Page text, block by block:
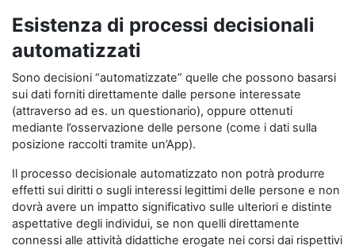
Esistenza di processi decisionali
automatizzati
Sono decisioni “automatizzate” quelle che possono basarsi
sui dati forniti direttamente dalle persone interessate
(attraverso ad es. un questionario), oppure ottenuti
mediante l’osservazione delle persone (come i dati sulla
posizione raccolti tramite un’App).
Il processo decisionale automatizzato non potrà produrre
effetti sui diritti o sugli interessi legittimi delle persone e non
dovrà avere un impatto significativo sulle ulteriori e distinte
aspettative degli individui, se non quelli direttamente
connessi alle attività didattiche erogate nei corsi dai rispettivi